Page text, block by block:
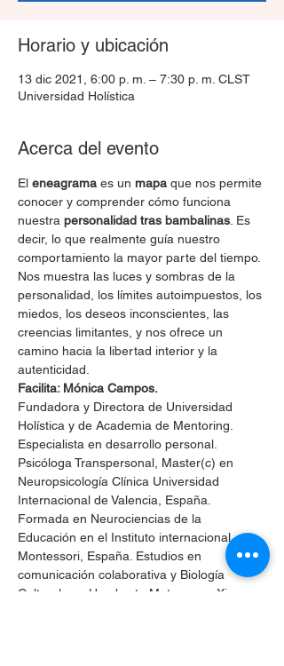
Horario y ubicación
13 dic 2021, 6:00 p. m. – 7:30 p. m. CLST
Universidad Holística
Acerca del evento
El eneagrama es un mapa que nos permite
conocer y comprender cómo funciona
nuestra personalidad tras bambalinas . Es
decir, lo que realmente guía nuestro
comportamiento la mayor parte del tiempo.
Nos muestra las luces y sombras de la
personalidad, los límites autoimpuestos, los
miedos, los deseos inconscientes, las
creencias limitantes, y nos ofrece un
camino hacia la libertad interior y la
autenticidad.
Facilita: Mónica Campos.
Fundadora y Directora de Universidad
Holística y de Academia de Mentoring.
Especialista en desarrollo personal.
Psicóloga Transpersonal, Master(c) en
Neuropsicología Clínica Universidad
Internacional de Valencia, España.
Formada en Neurociencias de la
Educación en el Instituto internacional
Montessori, España. Estudios en
comunicación colaborativa y Biología
Cultural con Humberto Maturana y Ximena